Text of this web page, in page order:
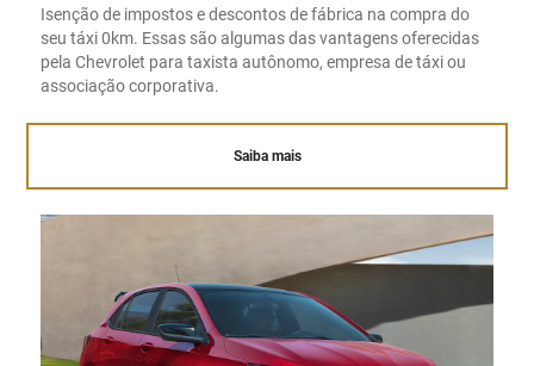
Isenção de impostos e descontos de fábrica na compra do
seu táxi 0km. Essas são algumas das vantagens oferecidas
pela Chevrolet para taxista autônomo, empresa de táxi ou
associação corporativa.
Saiba mais